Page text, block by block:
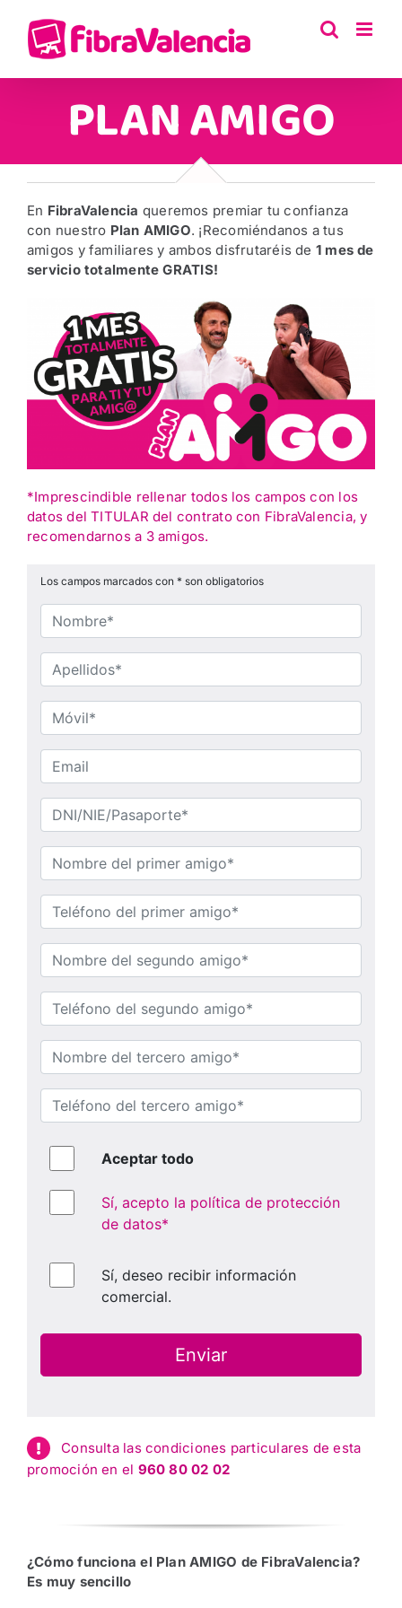
contenido
PLAN AMIGO
En FibraValencia queremos premiar tu confianza
con nuestro Plan AMIGO. ¡Recomiéndanos a tus
amigos y familiares y ambos disfrutaréis de 1 mes de
servicio totalmente GRATIS!
*Imprescindible rellenar todos los campos con los
datos del TITULAR del contrato con FibraValencia, y
recomendarnos a 3 amigos.
Consulta las condiciones particulares de esta
promoción en el 960 80 02 02
¿Cómo funciona el Plan AMIGO de FibraValencia?
Es muy sencillo